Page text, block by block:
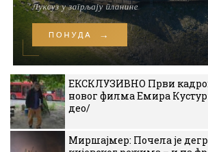
ЕКСКЛУЗИВНО Први
новог филма Емира
део/
Миршајмер: Почела је